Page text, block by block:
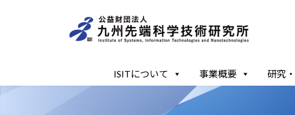
ISITについて 事業概要 研究